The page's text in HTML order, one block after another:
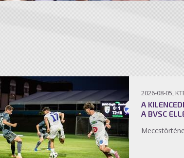
2026-08-05,
A
A BVSC